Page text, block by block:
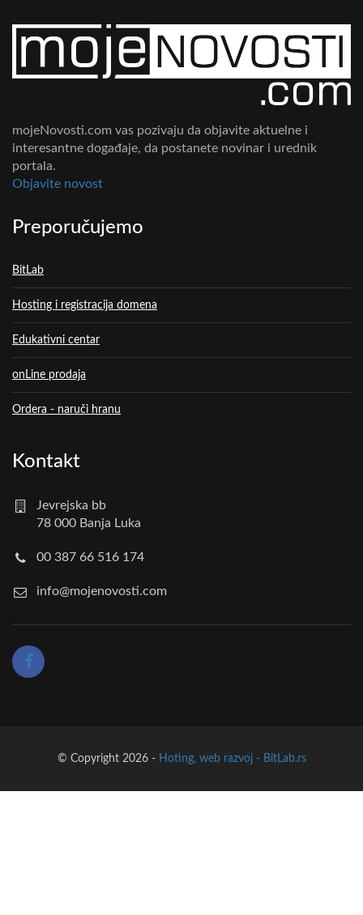
mojeNovosti.com vas pozivaju da objavite aktuelne i
interesantne događaje, da postanete novinar i urednik
portala.
Objavite novost
Preporučujemo
BitLab
Hosting i registracija domena
Edukativni centar
onLine prodaja
Ordera - naruči hranu
Kontakt
Jevrejska bb
78 000 Banja Luka
00 387 66 516 174
info@mojenovosti.com
© Copyright 2026 - Hoting, web razvoj - BitLab.rs